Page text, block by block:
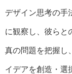
デザイン思考の手
に観察し、彼らと
真の問題を把握し
イデアを創造・選